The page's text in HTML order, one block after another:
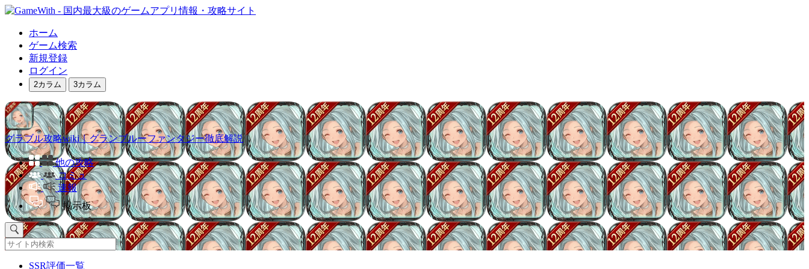
ホーム
ゲーム検索
新規登録
ログイン
2カラム 3カラム
グラブル攻略wiki｜グランブルーファンタジー徹底解説
他の攻略
コミュ
速報
掲示板
SSR評価一覧